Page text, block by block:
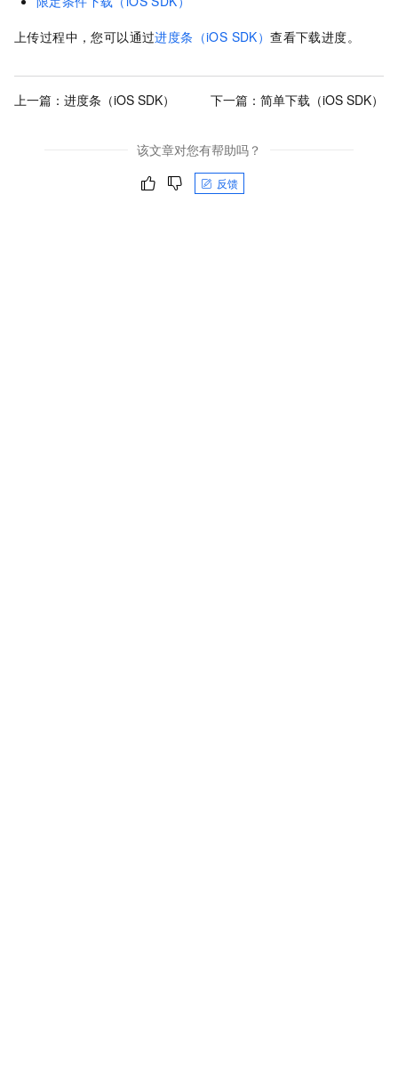
上传过程中，您可以通过进度条（iOS SDK）查看下载进度。
上一篇： 进度条（iOS SDK） 下一篇： 简单下载（iOS SDK）
该文章对您有帮助吗？
反馈